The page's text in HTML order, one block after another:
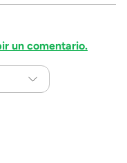
un comentario.